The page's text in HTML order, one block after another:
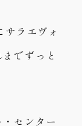
ラエヴォ
でずっと
センター